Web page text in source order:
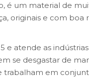
é um material de
originais e com
e atende as
se desgastar de
em